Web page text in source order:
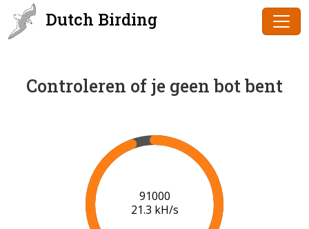
Dutch Birding
Controleren of je geen bot bent
91000
21.3 kH/s